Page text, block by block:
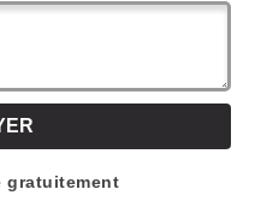
gratuitement